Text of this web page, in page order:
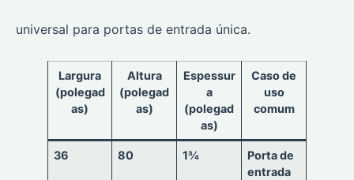
universal para portas de entrada única.
Largura
(polegad
as)
Altura
(polegad
as)
Espessur
a
(polegad
as)
Caso de
uso
comum
36 80 1¾
Porta de
entrada